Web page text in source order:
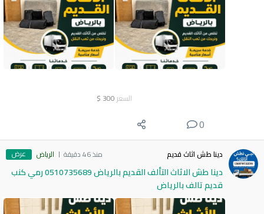
السعر 300
$
0
دينا طش اثاث قديم منذ 46 دقيقة الرياض عرض
دينا طش الاثاث التألف القديم بالرياض 0510735689 رمي كنب
قديم تالف بالرياض